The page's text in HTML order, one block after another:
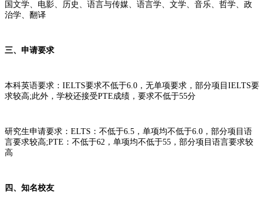
国文学、电影、历史、语言与传媒、语言学、文学、音乐、哲学、政
治学、翻译
三、申请要求
本科英语要求：IELTS要求不低于6.0，无单项要求，部分项目IELTS要
求较高;此外，学校还接受PTE成绩，要求不低于55分
研究生申请要求：ELTS：不低于6.5，单项均不低于6.0，部分项目语
言要求较高;PTE：不低于62，单项均不低于55，部分项目语言要求较
高
四、知名校友